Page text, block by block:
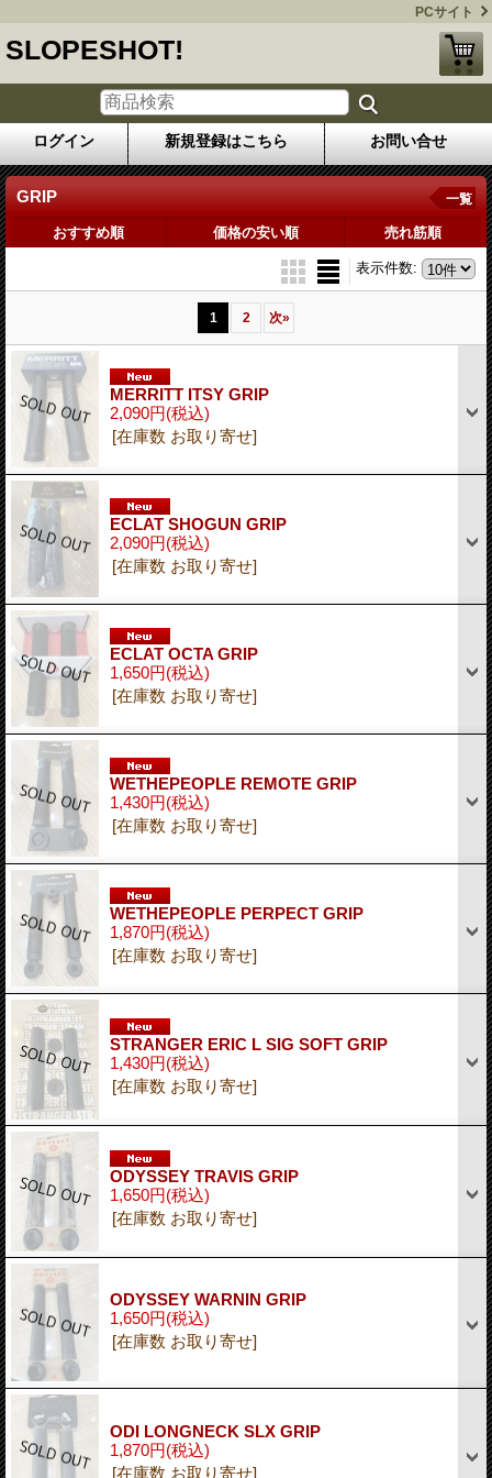
PCサイト
SLOPESHOT!
ログイン 新規登録はこちら お問い合せ
GRIP 一覧
おすすめ順 価格の安い順 売れ筋順
表示件数:
1 2 次»
MERRITT ITSY GRIP
2,090円(税込)
[在庫数 お取り寄せ]
ECLAT SHOGUN GRIP
2,090円(税込)
[在庫数 お取り寄せ]
ECLAT OCTA GRIP
1,650円(税込)
[在庫数 お取り寄せ]
WETHEPEOPLE REMOTE GRIP
1,430円(税込)
[在庫数 お取り寄せ]
WETHEPEOPLE PERPECT GRIP
1,870円(税込)
[在庫数 お取り寄せ]
STRANGER ERIC L SIG SOFT GRIP
1,430円(税込)
[在庫数 お取り寄せ]
ODYSSEY TRAVIS GRIP
1,650円(税込)
[在庫数 お取り寄せ]
ODYSSEY WARNIN GRIP
1,650円(税込)
[在庫数 お取り寄せ]
ODI LONGNECK SLX GRIP
1,870円(税込)
[在庫数 お取り寄せ]